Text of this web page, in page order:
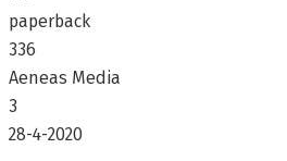
paperback
336
Aeneas Media
3
28-4-2020